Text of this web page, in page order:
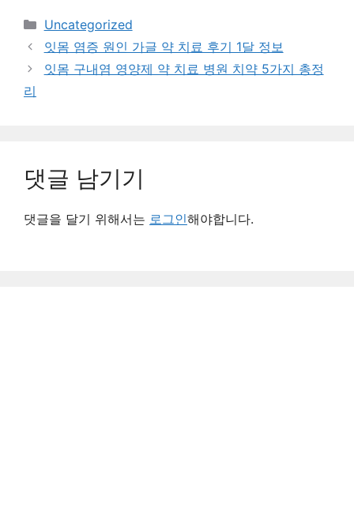
카
테
리
Uncategorized
잇몸 염증 원인 가글 약 치료 후기 1달 정보
잇몸 구내염 영양제 약 치료 병원 치약 5가지 총정
리
댓글 남기기
댓글을 달기 위해서는 로그인해야합니다.